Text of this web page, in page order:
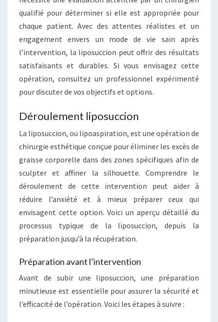
qualifié pour déterminer si elle est appropriée pour
chaque patient. Avec des attentes réalistes et un
engagement envers un mode de vie sain après
l’intervention, la liposuccion peut offrir des résultats
satisfaisants et durables. Si vous envisagez cette
opération, consultez un professionnel expérimenté
pour discuter de vos objectifs et options.
Déroulement liposuccion
La liposuccion, ou lipoaspiration, est une opération de
chirurgie esthétique conçue pour éliminer les excès de
graisse corporelle dans des zones spécifiques afin de
sculpter et affiner la silhouette. Comprendre le
déroulement de cette intervention peut aider à
réduire l’anxiété et à mieux préparer ceux qui
envisagent cette option. Voici un aperçu détaillé du
processus typique de la liposuccion, depuis la
préparation jusqu’à la récupération.
Préparation avant l’intervention
Avant de subir une liposuccion, une préparation
minutieuse est essentielle pour assurer la sécurité et
l’efficacité de l’opération. Voici les étapes à suivre :